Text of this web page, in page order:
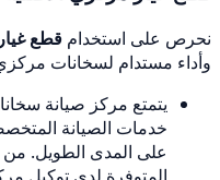
نحرص على استخدام قطع
وأداء مستدام لسخانات
يتمتع مركز صيانة
خدمات الصيانة
على المدى الطويل. من